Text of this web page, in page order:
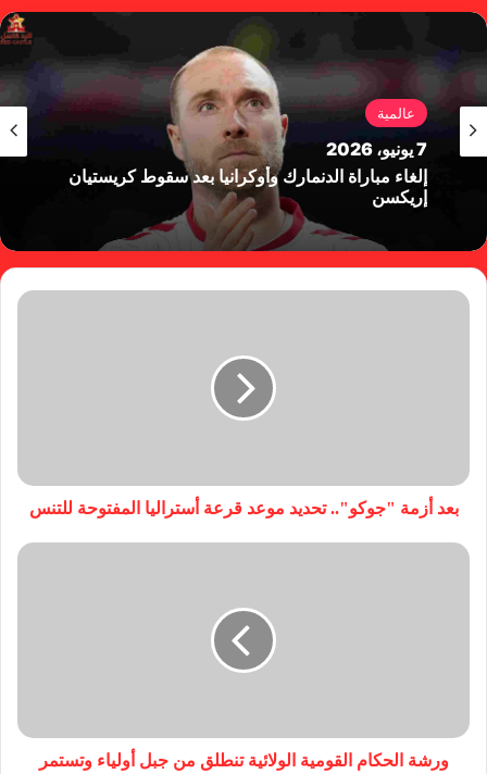
وك
عالمية
7 يونيو، 2026
إلغاء مباراة الدنمارك وأوكرانيا بعد سقوط كريستيان
إريكسن
بعد أزمة "جوكو".. تحديد موعد قرعة أستراليا المفتوحة للتنس
ورشة الحكام القومية الولائية تنطلق من جبل أولياء وتستمر